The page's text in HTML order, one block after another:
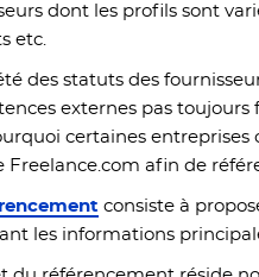
dont les profils sont
etc.
des statuts des
externes pas toujours
certaines entreprises
Freelance.com afin de
consiste à
les informations